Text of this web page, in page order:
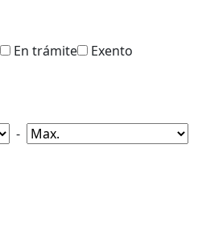
En trámite
Exento
-